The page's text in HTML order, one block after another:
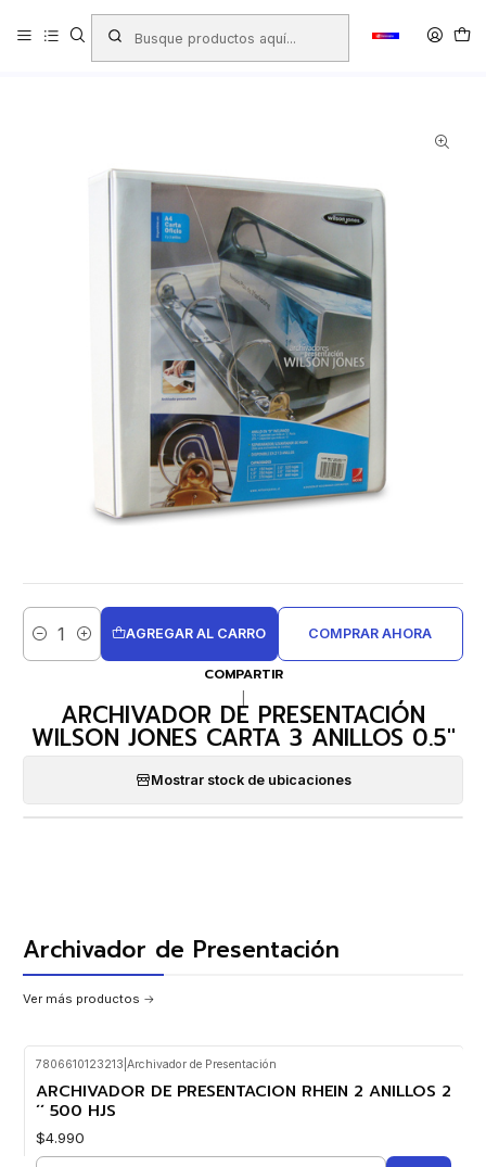
Productos LIBRERIA Oficina Archivo Archivadores
Archivador de Presentación
ARCHIVADOR DE PRESENTACIÓN WILSON JONES CARTA 3
Cantidad
AGREGAR AL CARRO COMPRAR AHORA
COMPARTIR
ARCHIVADOR DE PRESENTACIÓN
WILSON JONES CARTA 3 ANILLOS 0.5''
Mostrar stock de ubicaciones
Archivador de Presentación
Ver más productos
7806610123213 Archivador de Presentación
ARCHIVADOR DE PRESENTACION RHEIN 2 ANILLOS 2
´´ 500 HJS
$4.990